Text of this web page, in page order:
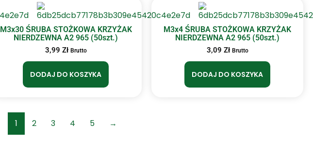
M3x30 ŚRUBA STOŻKOWA KRZYŻAK
NIERDZEWNA A2 965 (50szt.)
3,99 Zł Brutto
DODAJ DO KOSZYKA
M3x4 ŚRUBA STOŻKOWA KRZYŻAK
NIERDZEWNA A2 965 (50szt.)
3,09 Zł Brutto
DODAJ DO KOSZYKA
1 2 3 4 5 →